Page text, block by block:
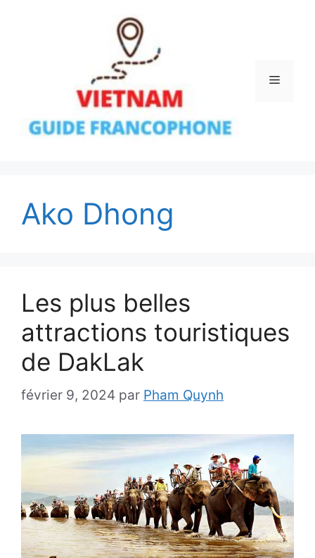
Menu
Ako Dhong
Les plus belles
attractions touristiques
de DakLak
février 9, 2024 par Pham Quynh